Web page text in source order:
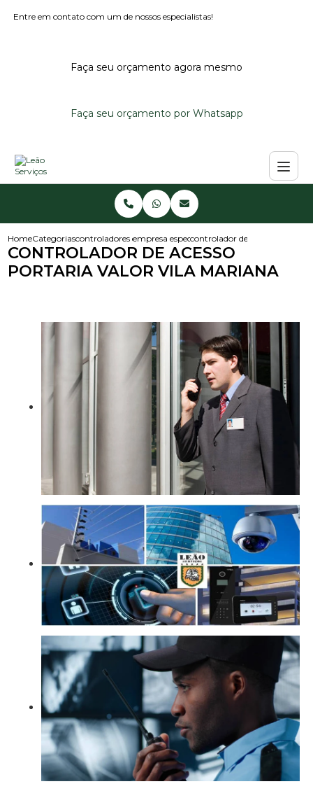
Entre em contato com um de nossos especialistas!
Faça seu orçamento agora mesmo
Faça seu orçamento por Whatsapp
HomeCategoriascontroladores de acessoempresa especializada em controlador de
controlador de acesso
CONTROLADOR DE ACESSO
PORTARIA VALOR VILA MARIANA